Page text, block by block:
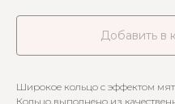
Добавить в
Широкое кольцо с эффектом
Кольцо выполнено из